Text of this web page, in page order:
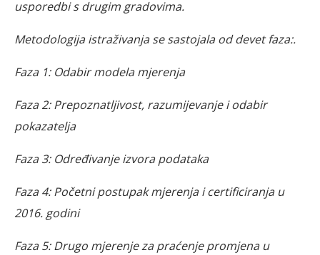
usporedbi s drugim gradovima.
Metodologija istraživanja se sastojala od devet faza:.
Faza 1: Odabir modela mjerenja
Faza 2: Prepoznatljivost, razumijevanje i odabir
pokazatelja
Faza 3: Određivanje izvora podataka
Faza 4: Početni postupak mjerenja i certificiranja u
2016. godini
Faza 5: Drugo mjerenje za praćenje promjena u